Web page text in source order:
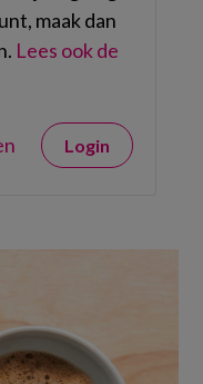
maak dan
Lees ook de
Login